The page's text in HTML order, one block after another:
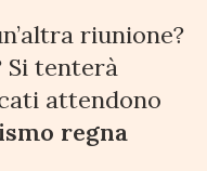
riunione?
Si tenterà
attendono
regna